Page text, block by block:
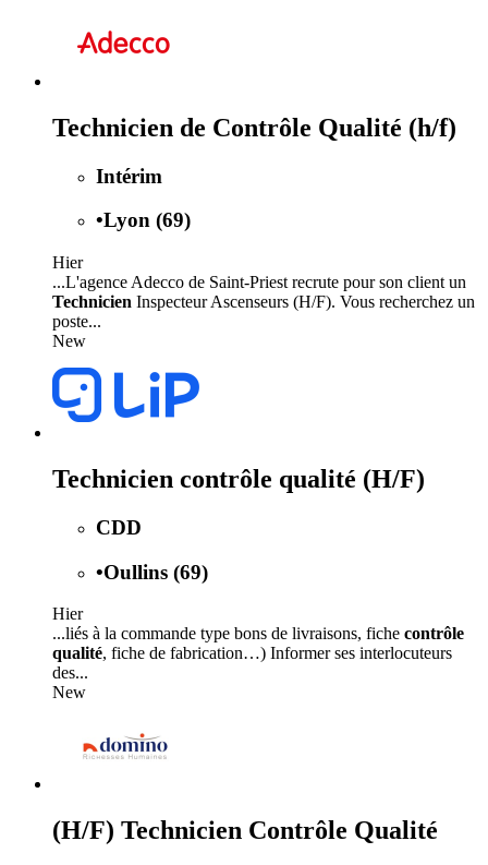
Technicien de Contrôle Qualité (h/f)
Intérim
•Lyon (69)
Hier
...L'agence Adecco de Saint-Priest recrute pour son client un
Technicien Inspecteur Ascenseurs (H/F). Vous recherchez un
poste...
New
Technicien contrôle qualité (H/F)
CDD
•Oullins (69)
Hier
...liés à la commande type bons de livraisons, fiche contrôle
qualité, fiche de fabrication…) Informer ses interlocuteurs
des...
New
(H/F) Technicien Contrôle Qualité